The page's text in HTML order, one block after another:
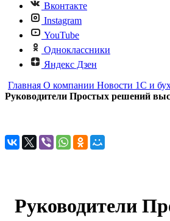
Вконтакте
Instagram
YouTube
Одноклассники
Яндекс Дзен
Главная О компании Новости 1С и
Руководители Простых решений
Руководители